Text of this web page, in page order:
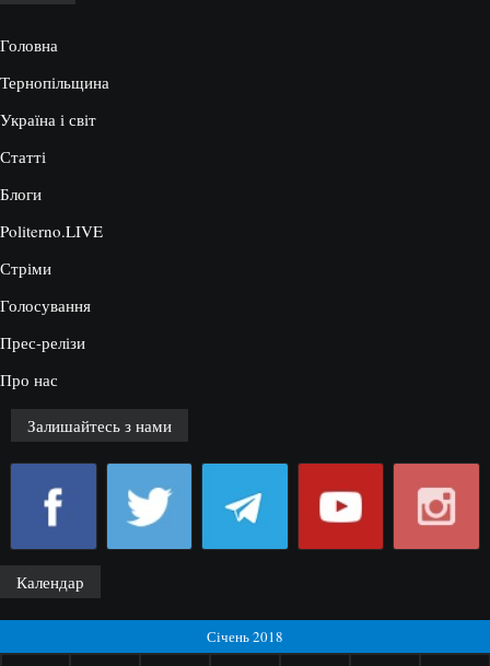
Головна
Тернопільщина
Україна і світ
Статті
Блоги
Politerno.LIVE
Стріми
Голосування
Прес-релізи
Про нас
Залишайтесь з нами
Календар
Січень 2018